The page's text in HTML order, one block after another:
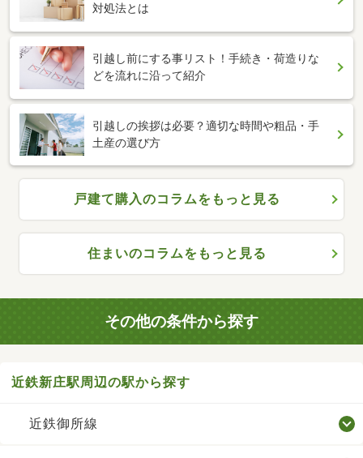
対処法とは
引越し前にする事リスト！手続き・荷造りな
どを流れに沿って紹介
引越しの挨拶は必要？適切な時間や粗品・手
土産の選び方
戸建て購入のコラムをもっと見る
住まいのコラムをもっと見る
その他の条件から探す
近鉄新庄駅周辺の駅から探す
近鉄御所線